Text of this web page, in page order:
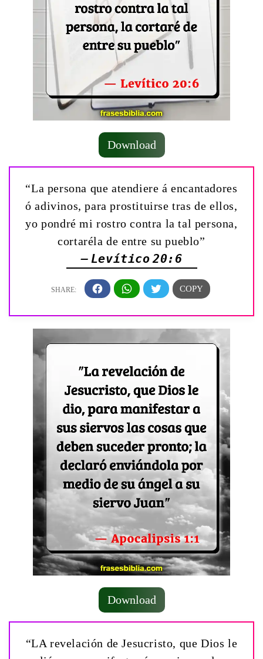
Download
“La persona que atendiere á encantadores
ó adivinos, para prostituirse tras de ellos,
yo pondré mi rostro contra la tal persona,
cortaréla de entre su pueblo”
— Levítico 20:6
Download
“LA revelación de Jesucristo, que Dios le